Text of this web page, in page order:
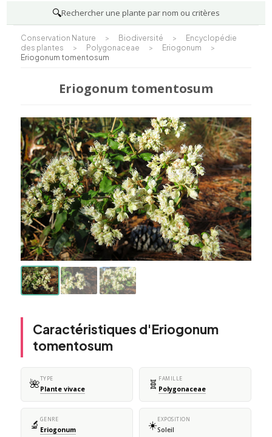
🔍Rechercher une plante par nom ou critères
Conservation Nature > Biodiversité >
Encyclopédie
des plantes
> Polygonaceae > Eriogonum
>
Eriogonum tomentosum
Eriogonum tomentosum
Caractéristiques d'Eriogonum
tomentosum
🌺TYPE
Plante vivace 🧬 FAMILLE
Polygonaceae
🔬 GENRE
Eriogonum ☀️EXPOSITION
Soleil